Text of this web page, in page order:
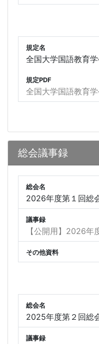
規定名
全国大学国語教育
規定PDF
全国大学国語教育
総会議事録
総会名
2026年度第１回総
議事録
【公開用】2026年
その他資料
総会名
2025年度第２回総
議事録